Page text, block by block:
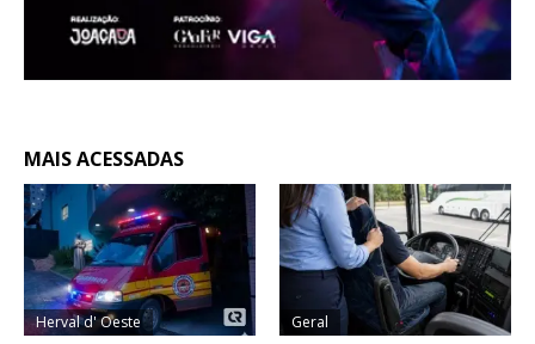
MAIS ACESSADAS
Herval d' Oeste Geral